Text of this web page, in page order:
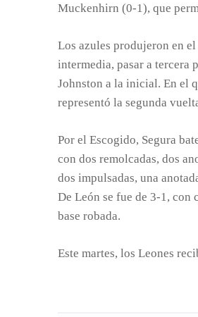
Muckenhirn (0-1), que
Los azules produjeron en
intermedia, pasar a tercera
Johnston a la inicial. En el
representó la segunda
Por el Escogido, Segura
con dos remolcadas, dos
dos impulsadas, una
De León se fue de 3-1, con
base robada.
Este martes, los Leones